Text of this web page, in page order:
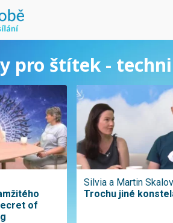
pro štítek -
of
Silvia a Martin
Trochu jiné